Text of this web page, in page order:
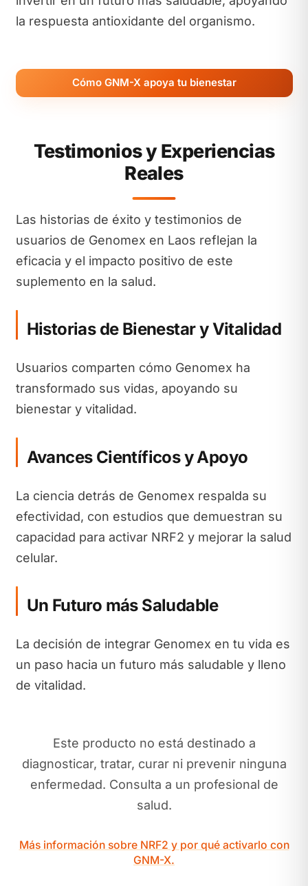
la respuesta antioxidante del organismo.
Cómo GNM-X apoya tu bienestar
Testimonios y Experiencias
Reales
Las historias de éxito y testimonios de
usuarios de Genomex en Laos reflejan la
eficacia y el impacto positivo de este
suplemento en la salud.
Historias de Bienestar y Vitalidad
Usuarios comparten cómo Genomex ha
transformado sus vidas, apoyando su
bienestar y vitalidad.
Avances Científicos y Apoyo
La ciencia detrás de Genomex respalda su
efectividad, con estudios que demuestran su
capacidad para activar NRF2 y mejorar la salud
celular.
Un Futuro más Saludable
La decisión de integrar Genomex en tu vida es
un paso hacia un futuro más saludable y lleno
de vitalidad.
Este producto no está destinado a
diagnosticar, tratar, curar ni prevenir ninguna
enfermedad. Consulta a un profesional de
salud.
Más información sobre NRF2 y por qué activarlo con
GNM-X.